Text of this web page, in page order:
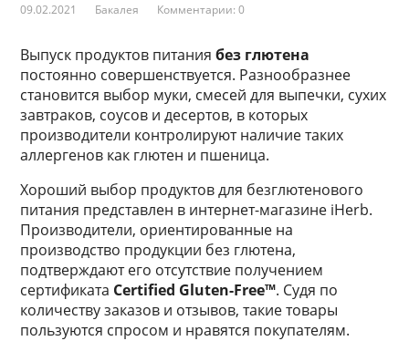
09.02.2021 Бакалея Комментарии: 0
Выпуск продуктов питаниябез глютена
постоянно совершенствуется. Разнообразнее
становится выбор муки, смесей для выпечки, сухих
завтраков, соусов и десертов, в которых
производители контролируют наличие таких
аллергенов как глютен и пшеница.
Хороший выбор продуктов для безглютенового
питания представлен в интернет-магазине iHerb.
Производители, ориентированные на
производство продукции без глютена,
подтверждают его отсутствие получением
сертификата Certified Gluten-Free™. Судя по
количеству заказов и отзывов, такие товары
пользуются спросом и нравятся покупателям.